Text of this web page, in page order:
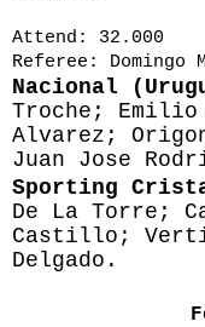
Attend: 32.000
Referee: Domingo
Nacional
Troche;
Alvarez;
Juan Jose
Sporting
De La Torre;
Castillo;
Delgado.